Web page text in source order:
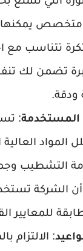
يمكنها
تتناسب مع
تضمن لك
ودقة.
المستخدمة:
العالية
التشطيب
أن الشركة
للمعايير
: الالتزام